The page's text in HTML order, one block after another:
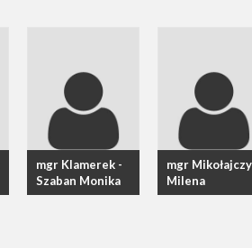
mgr Klamerek -
Szaban Monika
mgr
Milena